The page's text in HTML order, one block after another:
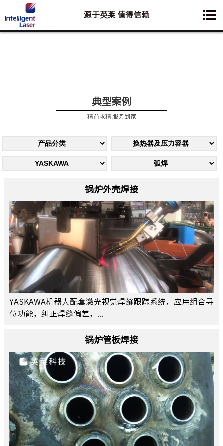
您想要了解的业务是:
源于英莱 值得信赖
典型案例
精益求精 服务到家
锅炉外壳焊接
YASKAWA机器人配套激光视觉焊缝跟踪系统，应用组合寻
位功能，纠正焊缝偏差，...
锅炉管板焊接